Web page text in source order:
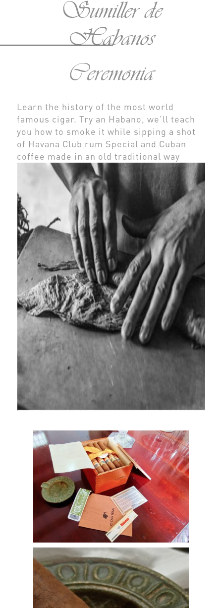
Sumiller de
Habanos
Ceremonia
Learn the history of the most world
famous cigar. Try an Habano, we’ll teach
you how to smoke it while sipping a shot
of Havana Club rum Special and Cuban
coffee made in an old traditional way